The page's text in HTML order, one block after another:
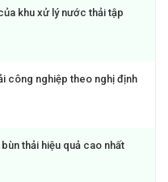
khu xử lý nước thải tập
công nghiệp theo nghị định
thải hiệu quả cao nhất